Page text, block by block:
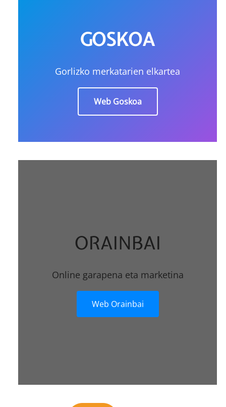
GOSKOA
Gorlizko merkatarien elkartea
Web Goskoa
ORAINBAI
Online garapena eta marketina
Web Orainbai